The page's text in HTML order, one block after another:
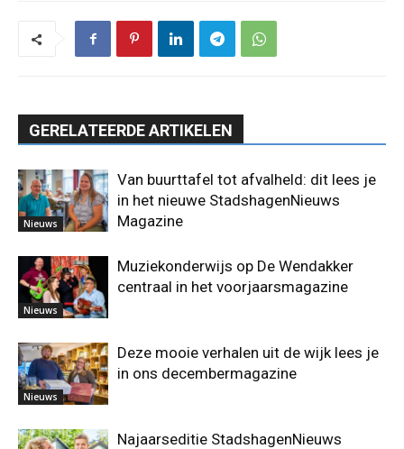
GERELATEERDE ARTIKELEN
Nieuws
Van buurttafel tot afvalheld: dit lees je
in het nieuwe StadshagenNieuws
Magazine
Nieuws
Muziekonderwijs op De Wendakker
centraal in het voorjaarsmagazine
Nieuws
Deze mooie verhalen uit de wijk lees je
in ons decembermagazine
Najaarseditie StadshagenNieuws